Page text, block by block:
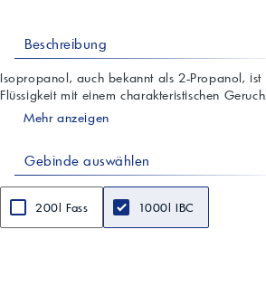
Beschreibung
Isopropanol, auch bekannt als 2-Propanol,
Flüssigkeit mit einem charakteristischen
Mehr anzeigen
Gebinde auswählen
200l Fass 1000l IBC